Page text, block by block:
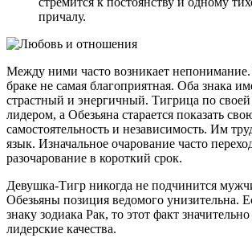
причалу.
Между ними часто возникает
браке не самая благоприятная. Оба знака
страстный и энергичный. Тигрица по своей
лидером, а Обезьяна старается показать
самостоятельность и независимость. Им
язык. Изначальное очарование часто
разочарование в короткий срок.
Девушка-Тигр никогда не подчинится
Обезьяны позиция ведомого унизительна.
знаку зодиака Рак, то этот факт значительно
лидерские качества.